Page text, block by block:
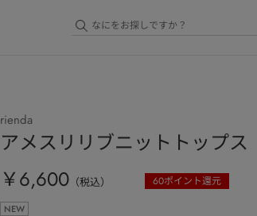
rienda
アメスリリブニットトップス
￥6,600 （税込） 60ポイント還元
NEW